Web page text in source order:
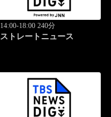
14:00-18:00 240分
ストレートニュース